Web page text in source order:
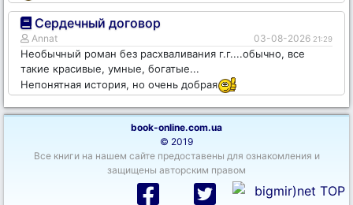
Сердечный договор
Annat 03-08-2026 21:29
Необычный роман без расхваливания г.г....обычно, все
такие красивые, умные, богатые...
Непонятная история, но очень добрая
book-online.com.ua
© 2019
Все книги на нашем сайте предоставены для ознакомления и
защищены авторским правом